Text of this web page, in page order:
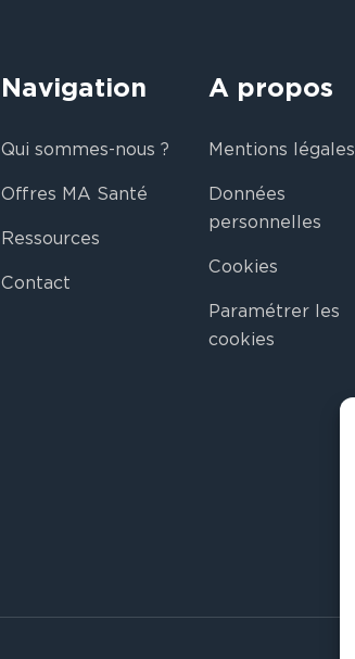
Navigation
Qui sommes-nous ?
Offres MA Santé
Ressources
Contact
A propos
Mentions légales
Données
personnelles
Cookies
Paramétrer les
cookies